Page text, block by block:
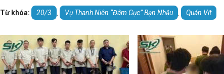
Từ khóa: 20/3 , Vụ Thanh Niên “Đâm Gục” Bạn Nhậu , Quán Vịt